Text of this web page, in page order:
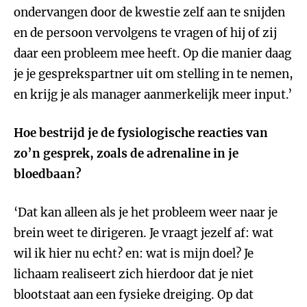
ondervangen door de kwestie zelf aan te snijden
en de persoon vervolgens te vragen of hij of zij
daar een probleem mee heeft. Op die manier daag
je je gesprekspartner uit om stelling in te nemen,
en krijg je als manager aanmerkelijk meer input.’
Hoe bestrijd je de fysiologische reacties van
zo’n gesprek, zoals de adrenaline in je
bloedbaan?
‘Dat kan alleen als je het probleem weer naar je
brein weet te dirigeren. Je vraagt jezelf af: wat
wil ik hier nu echt? en: wat is mijn doel? Je
lichaam realiseert zich hierdoor dat je niet
blootstaat aan een fysieke dreiging. Op dat